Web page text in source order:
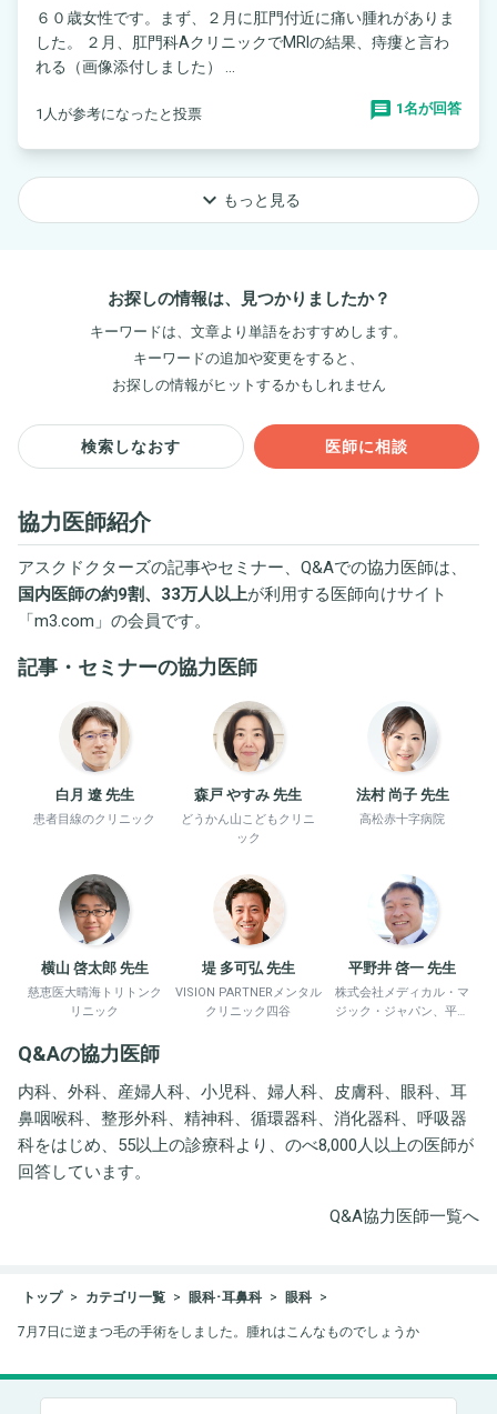
６０歳女性です。まず、２月に肛門付近に痛い腫れがありま
した。 ２月、肛門科AクリニックでMRIの結果、痔瘻と言わ
れる（画像添付しました） ...
1人が参考になったと投票 1名が回答
keyboard_arrow_down もっと見る
お探しの情報は、見つかりましたか？
キーワードは、文章より単語をおすすめします。
キーワードの追加や変更をすると、
お探しの情報がヒットするかもしれません
検索しなおす 医師に相談
協力医師紹介
アスクドクターズの記事やセミナー、Q&Aでの協力医師は、
国内医師の約9割、33万人以上が利用する医師向けサイト
「m3.com 」の会員です。
記事・セミナーの協力医師
白月 遼 先生
患者目線のクリニック
森戸 やすみ 先生
どうかん山こどもクリニ
ック
法村 尚子 先生
高松赤十字病院
横山 啓太郎 先生
慈恵医大晴海トリトンク
リニック
堤 多可弘 先生
VISION PARTNERメンタル
クリニック四谷
平野井 啓一 先生
株式会社メディカル・マ
ジック・ジャパン、平野
Q&Aの協力医師
内科、外科、産婦人科、小児科、婦人科、皮膚科、眼科、耳
鼻咽喉科、整形外科、精神科、循環器科、消化器科、呼吸器
科をはじめ、55以上の診療科より、のべ8,000人以上の医師が
回答しています。
Q&A協力医師一覧へ
トップ カテゴリ一覧 眼科･耳鼻科 眼科
7月7日に逆まつ毛の手術をしました。腫れはこんなものでしょうか